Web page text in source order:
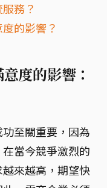
務？
的影響？
度的影響：
至關重要，因為
當今競爭激烈的
來越高，期望快